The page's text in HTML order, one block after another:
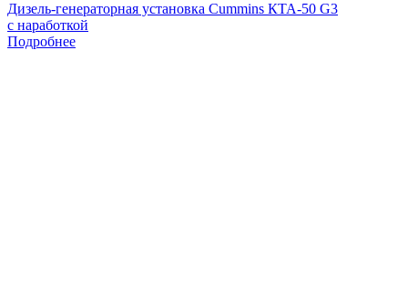
Дизель-генераторная установка Cummins КТА-50 G3
с наработкой
Подробнее